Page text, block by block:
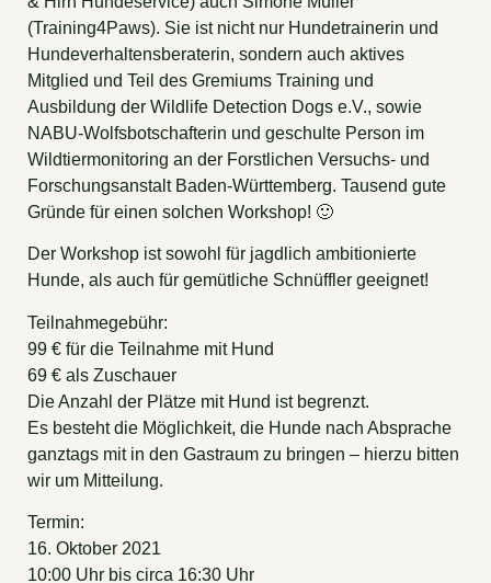
(Training4Paws). Sie ist nicht nur Hundetrainerin und
Hundeverhaltensberaterin, sondern auch aktives
Mitglied und Teil des Gremiums Training und
Ausbildung der Wildlife Detection Dogs e.V., sowie
NABU-Wolfsbotschafterin und geschulte Person im
Wildtiermonitoring an der Forstlichen Versuchs- und
Forschungsanstalt Baden-Württemberg. Tausend gute
Gründe für einen solchen Workshop! 🙂
Der Workshop ist sowohl für jagdlich ambitionierte
Hunde, als auch für gemütliche Schnüffler geeignet!
Teilnahmegebühr:
99 € für die Teilnahme mit Hund
69 € als Zuschauer
Die Anzahl der Plätze mit Hund ist begrenzt.
Es besteht die Möglichkeit, die Hunde nach Absprache
ganztags mit in den Gastraum zu bringen – hierzu bitten
wir um Mitteilung.
Termin:
16. Oktober 2021
10:00 Uhr bis circa 16:30 Uhr